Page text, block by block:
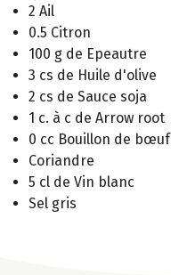
2 Ail
0.5 Citron
100 g de Epeautre
3 cs de Huile d'olive
2 cs de Sauce soja
1 c. à c de Arrow root
0 cc Bouillon de bœuf
Coriandre
5 cl de Vin blanc
Sel gris